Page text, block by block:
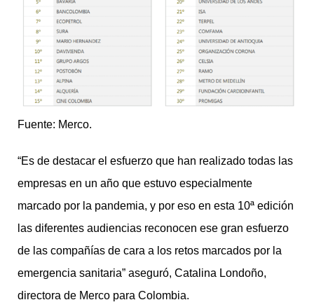
Fuente: Merco.
“Es de destacar el esfuerzo que han realizado todas las
empresas en un año que estuvo especialmente
marcado por la pandemia, y por eso en esta 10ª edición
las diferentes audiencias reconocen ese gran esfuerzo
de las compañías de cara a los retos marcados por la
emergencia sanitaria” aseguró, Catalina Londoño,
directora de Merco para Colombia.